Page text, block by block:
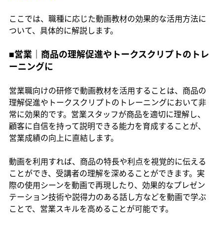
ここでは、職種に応じた動画教材の効果的な活用方法に
ついて、具体的に解説します。
■営業｜商品の理解促進やトークスクリプトのトレ
ーニングに
営業職向けの研修で動画教材を活用することは、商品の
理解促進やトークスクリプトのトレーニングにおいて非
常に効果的です。営業スタッフが商品を適切に理解し、
顧客に自信を持って説明できる能力を育成することが、
営業成績の向上に直結します。
動画を利用すれば、商品の特長や利点を視覚的に伝える
ことができ、受講者の理解を深めることができます。実
際の使用シーンを動画で再現したり、効果的なプレゼン
テーション技術や説得力のある話し方などを動画で学ぶ
ことで、営業スキルを高めることが可能です。